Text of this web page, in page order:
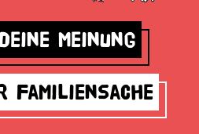
Meinung